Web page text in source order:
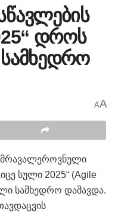
დროს
AA
სული 2025“ (Agile
სამხედრო დაშავდა.